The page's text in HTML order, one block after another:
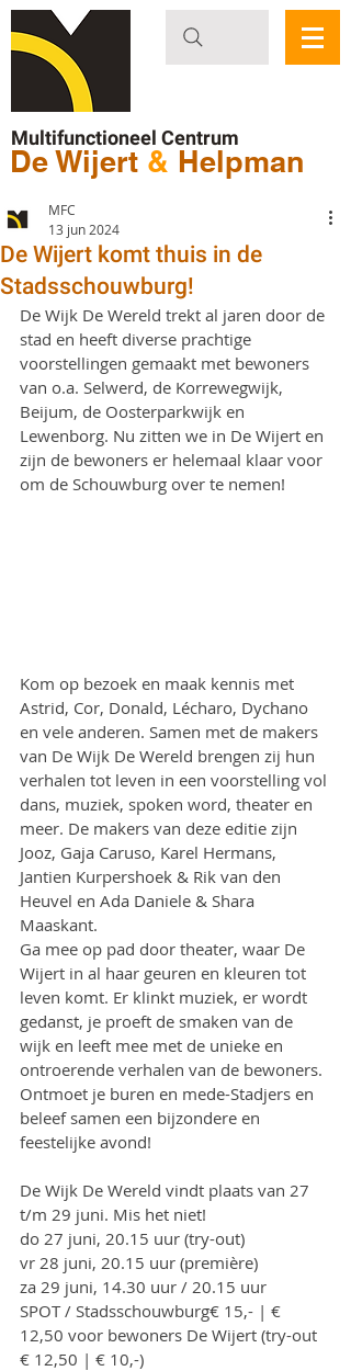
Multifunctioneel Centrum
De Wijert & Helpman
De Wijert komt thuis in de
Stadsschouwburg!
MFC
13 jun 2024
De Wijk De Wereld trekt al jaren door de
stad en heeft diverse prachtige
voorstellingen gemaakt met bewoners
van o.a. Selwerd, de Korrewegwijk,
Beijum, de Oosterparkwijk en
Lewenborg. Nu zitten we in De Wijert en
zijn de bewoners er helemaal klaar voor
om de Schouwburg over te nemen!
Kom op bezoek en maak kennis met
Astrid, Cor, Donald, Lécharo, Dychano
en vele anderen. Samen met de makers
van De Wijk De Wereld brengen zij hun
verhalen tot leven in een voorstelling vol
dans, muziek, spoken word, theater en
meer. De makers van deze editie zijn
Jooz, Gaja Caruso, Karel Hermans,
Jantien Kurpershoek & Rik van den
Heuvel en Ada Daniele & Shara
Maaskant.
Ga mee op pad door theater, waar De
Wijert in al haar geuren en kleuren tot
leven komt. Er klinkt muziek, er wordt
gedanst, je proeft de smaken van de
wijk en leeft mee met de unieke en
ontroerende verhalen van de bewoners.
Ontmoet je buren en mede-Stadjers en
beleef samen een bijzondere en
feestelijke avond!
De Wijk De Wereld vindt plaats van 27
t/m 29 juni. Mis het niet!
do 27 juni, 20.15 uur (try-out)
vr 28 juni, 20.15 uur (première)
za 29 juni, 14.30 uur / 20.15 uur
SPOT / Stadsschouwburg€ 15,- | €
12,50 voor bewoners De Wijert (try-out
€ 12,50 | € 10,-)